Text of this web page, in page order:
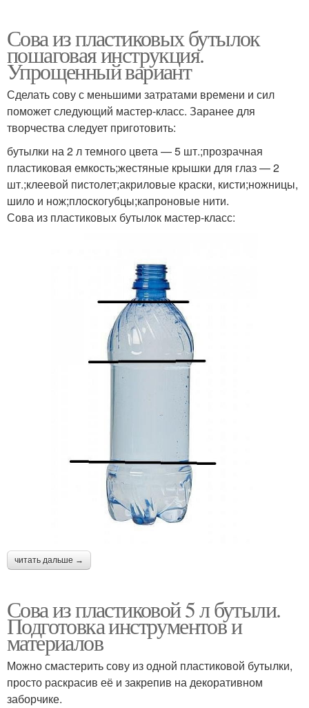
Сова из пластиковых бутылок
пошаговая инструкция.
Упрощенный вариант
Сделать сову с меньшими затратами времени и сил
поможет следующий мастер-класс. Заранее для
творчества следует приготовить:
бутылки на 2 л темного цвета — 5 шт.;прозрачная
пластиковая емкость;жестяные крышки для глаз — 2
шт.;клеевой пистолет;акриловые краски, кисти;ножницы,
шило и нож;плоскогубцы;капроновые нити.
Сова из пластиковых бутылок мастер-класс:
читать дальше →
Сова из пластиковой 5 л бутыли.
Подготовка инструментов и
материалов
Можно смастерить сову из одной пластиковой бутылки,
просто раскрасив её и закрепив на декоративном
заборчике.